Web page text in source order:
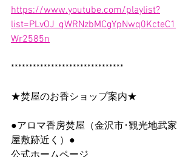
https://www.youtube.com/playlist?
list=PLvOJ_qWRNzbMCgYpNwq0KcteC1
Wr2585n
*******************************
★焚屋のお香ショップ案内★
●アロマ香房焚屋（金沢市･観光地武家
屋敷跡近く）●